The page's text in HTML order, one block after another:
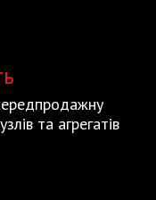
та агрегатів